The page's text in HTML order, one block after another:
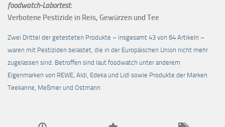
foodwatch-Labortest:
Verbotene Pestizide in Reis, Gewürzen und Tee
Zwei Drittel der getesteten Produkte – insgesamt 43 von 64 Artikeln –
waren mit Pestiziden belastet, die in der Europäischen Union nicht mehr
zugelassen sind. Betroffen sind laut foodwatch unter anderem
Eigenmarken von REWE, Aldi, Edeka und Lidl sowie Produkte der Marken
Teekanne, Meßmer und Ostmann.